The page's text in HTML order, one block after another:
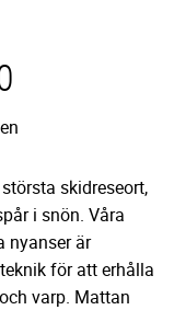
skidreseort,
i snön. Våra
nyanser är
för att erhålla
varp. Mattan